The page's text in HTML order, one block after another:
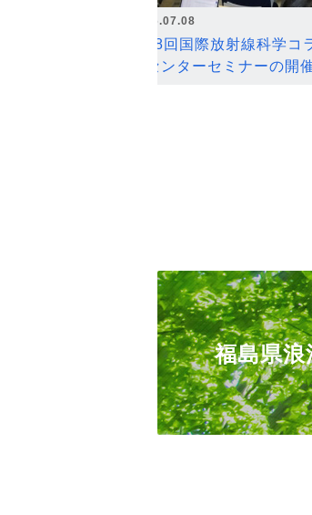
2026.07.08
第18回国際放射線科学コ
ンセンターセミナーの開
福島県浪